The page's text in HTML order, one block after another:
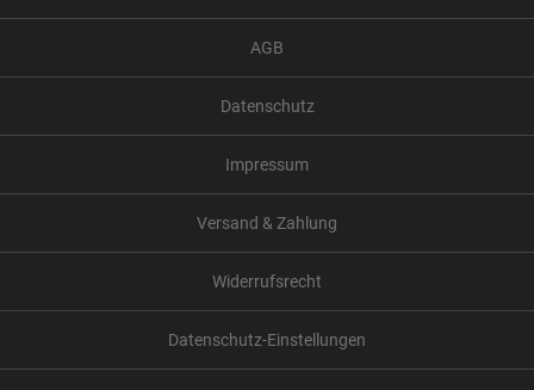
AGB
Datenschutz
Impressum
Versand & Zahlung
Widerrufsrecht
Datenschutz-Einstellungen